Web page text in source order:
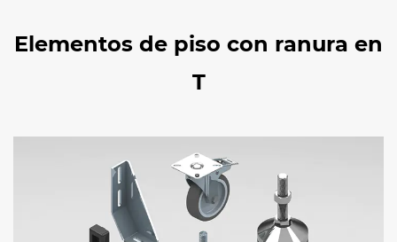
Elementos de piso con ranura en
T